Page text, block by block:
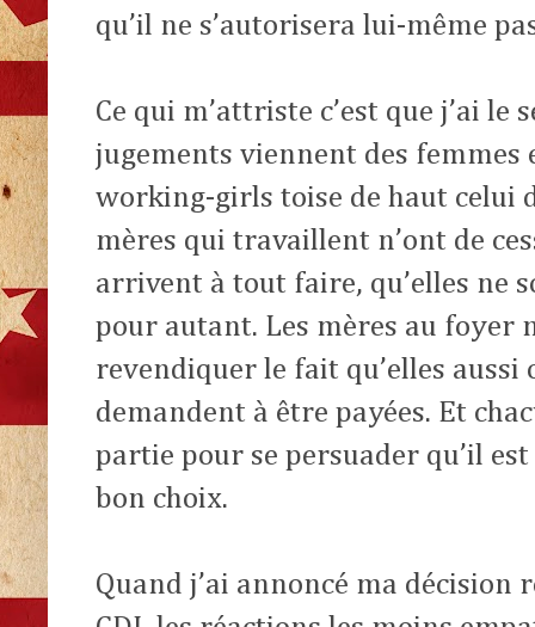
qu’il ne s’autorisera lui-même
Ce qui m’attriste c’est que j’ai
jugements viennent des femmes
working-girls toise de haut celui
mères qui travaillent n’ont de
arrivent à tout faire, qu’elles ne
pour autant. Les mères au foyer
revendiquer le fait qu’elles
demandent à être payées. Et
partie pour se persuader qu’il
bon choix.
Quand j’ai annoncé ma